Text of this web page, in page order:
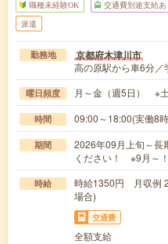
職種未経験OK 交通費別途支給あ
派遣
勤務地 京都府木津川市
高の原駅から車6分
曜日頻度 月～金（週5日） ※
時間 09:00～18:00(実働8
期間
2026年09月上旬～
ください！ ※9月～！
時給
時給1350円 月収例
場合)
交通費
全額支給